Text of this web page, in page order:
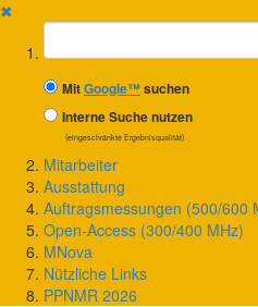
✖
Suchbegriff
MitGoogle™suchen
Interne Suche nutzen
(eingeschränkte Ergebnisqualität)
Mitarbeiter
Ausstattung
Auftragsmessungen (500/600
Open-Access (300/400 MHz)
MNova
Nützliche Links
PPNMR 2026